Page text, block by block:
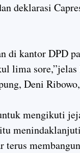
deklarasi
di kantor DPD
lima sore,”jelas
Deni
mengikuti